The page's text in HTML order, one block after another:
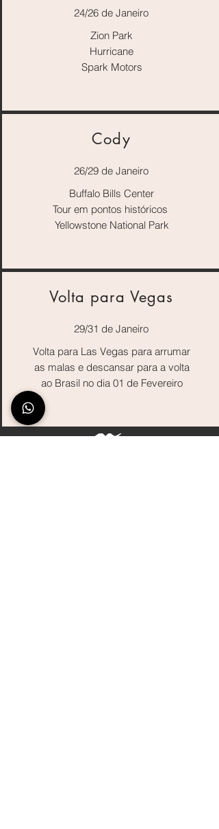
24/26 de Janeiro
Zion Park
Hurricane
Spark Motors
Cody
26/29 de Janeiro
Buffalo Bills Center
Tour em pontos históricos
Yellowstone National Park
Volta para Vegas
29/31 de Janeiro
Volta para Las Vegas para arrumar
as malas e descansar para a volta
ao Brasil no dia 01 de Fevereiro